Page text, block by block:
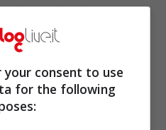
il raggiungimento
di bilancio.
consent to use
for the following